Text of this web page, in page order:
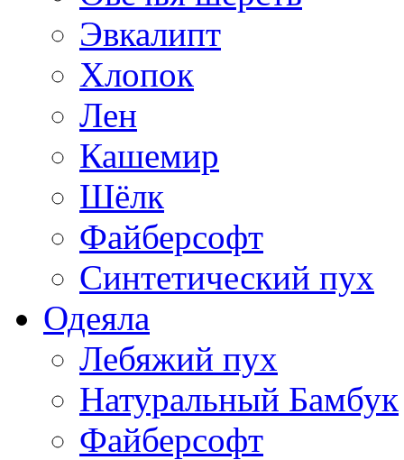
Эвкалипт
Хлопок
Лен
Кашемир
Шёлк
Файберсофт
Синтетический пух
Одеяла
Лебяжий пух
Натуральный Бамбук
Файберсофт